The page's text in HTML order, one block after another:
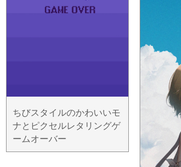
ちびスタイルのかわいいモ
ナとピクセルレタリングゲ
ームオーバー